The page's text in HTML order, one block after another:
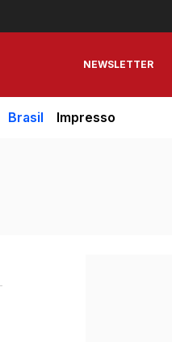
NEWSLETTER
Brasil Impresso